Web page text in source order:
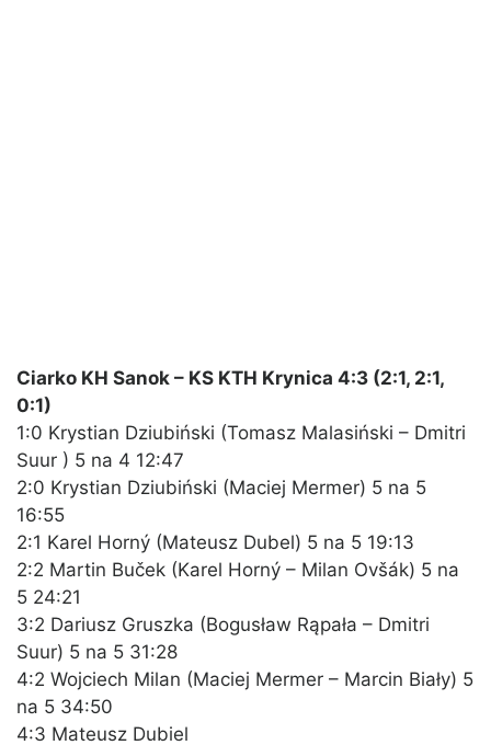
Ciarko KH Sanok – KS KTH Krynica 4:3 (2:1, 2:1,
0:1)
1:0 Krystian Dziubiński (Tomasz Malasiński – Dmitri
Suur ) 5 na 4 12:47
2:0 Krystian Dziubiński (Maciej Mermer) 5 na 5
16:55
2:1 Karel Horný (Mateusz Dubel) 5 na 5 19:13
2:2 Martin Buček (Karel Horný – Milan Ovšák) 5 na
5 24:21
3:2 Dariusz Gruszka (Bogusław Rąpała – Dmitri
Suur) 5 na 5 31:28
4:2 Wojciech Milan (Maciej Mermer – Marcin Biały) 5
na 5 34:50
4:3 Mateusz Dubiel